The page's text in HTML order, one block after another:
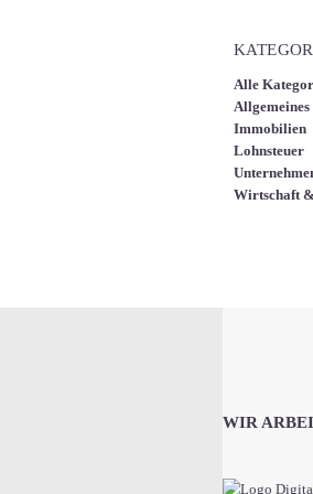
Alle
Allgemeines
Immobilien
Lohnsteuer
Wirtschaft
WIR